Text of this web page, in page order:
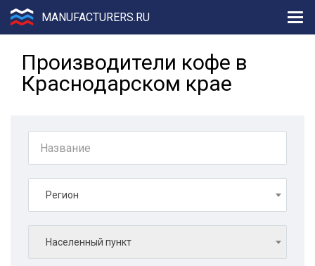
MANUFACTURERS.RU
Производители кофе в
Краснодарском крае
Регион
Населенный пункт